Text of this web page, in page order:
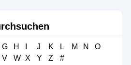
G H J K L M N
O
V W X Y Z #